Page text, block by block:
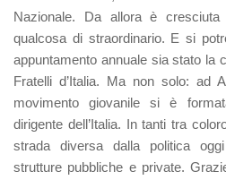
Nazionale. Da allora è
qualcosa di straordinario. E si
appuntamento annuale sia stato la
Fratelli d’Italia. Ma non solo: ad
movimento giovanile si è
dirigente dell’Italia. In tanti tra
strada diversa dalla politica
strutture pubbliche e private.